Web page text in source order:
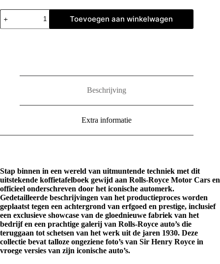
Rolls-
Royce
Motor
Toevoegen aan winkelwagen
Beschrijving
Extra informatie
Stap binnen in een wereld van uitmuntende techniek met dit
uitstekende koffietafelboek gewijd aan Rolls-Royce Motor Cars en
officieel onderschreven door het iconische automerk.
Gedetailleerde beschrijvingen van het productieproces worden
geplaatst tegen een achtergrond van erfgoed en prestige, inclusief
een exclusieve showcase van de gloednieuwe fabriek van het
bedrijf en een prachtige galerij van Rolls-Royce auto’s die
teruggaan tot schetsen van het werk uit de jaren 1930. Deze
collectie bevat talloze ongeziene foto’s van Sir Henry Royce in
vroege versies van zijn iconische auto’s.